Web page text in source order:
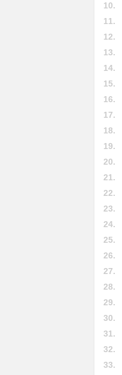
10.
11.
12.
13.
14.
15.
16.
17.
18.
19.
20.
21.
22.
23.
24.
25.
26.
27.
28.
29.
30.
31.
32.
33.